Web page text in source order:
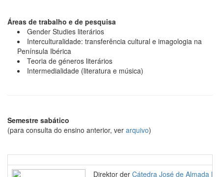
Áreas de trabalho e de pesquisa
Gender Studies literários
Interculturalidade: transferência cultural e imagologia na
Península Ibérica
Teoria de géneros literários
Intermedialidade (literatura e música)
Semestre sabático
(para consulta do ensino anterior, ver arquivo)
Direktor der Cátedra José de Almada